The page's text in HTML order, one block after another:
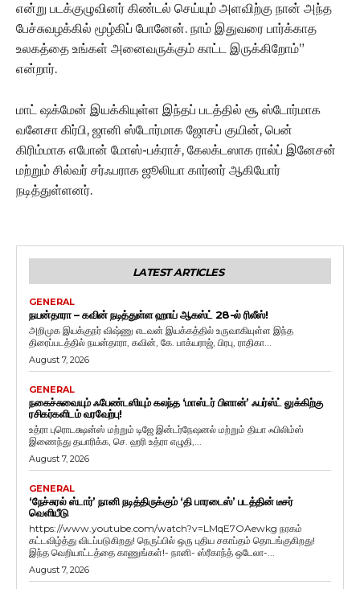
என்று படக்குழுவினர் கிண்டல் செய்யும் அளவிற்கு நான் அந்த
பேச்சுவழக்கில் மூழ்கிப் போனேன். நாம் இதுவரை பார்க்காத
உலகத்தை உங்கள் அனைவருக்கும் காட்ட இருக்கிறோம்”
என்றார்.
மாட் ஷக்மேன் இயக்கியுள்ள இந்தப் படத்தில் சூ ஸ்டோர்மாக
வனேசா கிர்பி, ஜானி ஸ்டோர்மாக ஜோசப் குயின், பென்
கிரிம்மாக எபோன் மோஸ்-பக்ராச், கேலக்டஸாக ரால்ப் இனேசன்
மற்றும் சில்வர் சர்ஃபராக ஜூலியா கார்னர் ஆகியோர்
நடித்துள்ளனர்.
LATEST ARTICLES
GENERAL
நயன்தாரா – கவின் நடித்துள்ள ஹாய் ஆகஸ்ட் 28-ல் ரிலீஸ்!
அறிமுக இயக்குநர் விஷ்ணு எடவன் இயக்கத்தில் உருவாகியுள்ள இந்த
திரைப்படத்தில் நயன்தாரா, கவின், கே. பாக்யராஜ், பிரபு, ராதிகா...
August 7, 2026
GENERAL
நகைச்சுவையும் ஃபேண்டஸியும் கலந்த ‘மாஸ்டர் பிளான்’ ஃபர்ஸ்ட் லுக்கிற்கு
ரசிகர்களிடம் வரவேற்பு!
உத்ரா புரொடக்ஷன்ஸ் மற்றும் டிஜே இன்டர்நேஷனல் மற்றும் தியா ஃபிலிம்ஸ்
இணைந்து தயாரிக்க, செ. ஹரி உத்ரா எழுதி,...
August 7, 2026
GENERAL
‘நேச்சுரல் ஸ்டார்’ நானி நடித்திருக்கும் ‘தி பாரடைஸ்’ படத்தின் டீசர்
வெளியீடு
https://www.youtube.com/watch?v=LMqE7OAewkg நரகம்
கட்டவிழ்த்து விடப்படுகிறது! நெருப்பில் ஒரு புதிய சகாப்தம் தொடங்குகிறது!
இந்த வெறியாட்டத்தை காணுங்கள்!- நானி- ஸ்ரீகாந்த் ஒடேலா-...
August 7, 2026